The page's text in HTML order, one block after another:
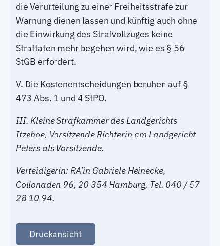
die Verurteilung zu einer Freiheitsstrafe zur
Warnung dienen lassen und künftig auch ohne
die Einwirkung des Strafvollzuges keine
Straftaten mehr begehen wird, wie es § 56
StGB erfordert.
V. Die Kostenentscheidungen beruhen auf §
473 Abs. 1 und 4 StPO.
III. Kleine Strafkammer des Landgerichts
Itzehoe, Vorsitzende Richterin am Landgericht
Peters als Vorsitzende.
Verteidigerin: RA’in Gabriele Heinecke,
Collonaden 96, 20 354 Hamburg, Tel. 040 / 57
28 10 94.
Druckansicht